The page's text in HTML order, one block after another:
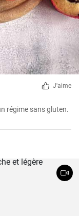
J'aime
régime sans gluten.